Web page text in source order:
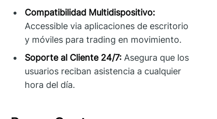
Compatibilidad Multidispositivo:
Accessible via aplicaciones de escritorio
y móviles para trading en movimiento.
Soporte al Cliente 24/7: Asegura que los
usuarios reciban asistencia a cualquier
hora del día.